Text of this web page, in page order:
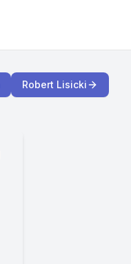
Robert Lisicki